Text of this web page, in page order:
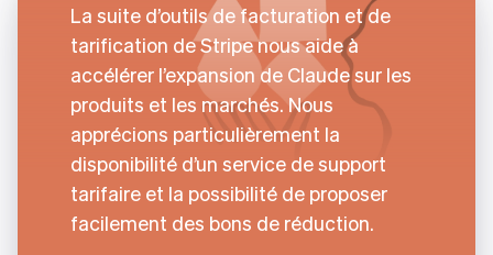
La suite d’outils de facturation et de
tarification de Stripe nous aide à
accélérer l’expansion de Claude sur les
produits et les marchés. Nous
apprécions particulièrement la
disponibilité d’un service de support
tarifaire et la possibilité de proposer
facilement des bons de réduction.